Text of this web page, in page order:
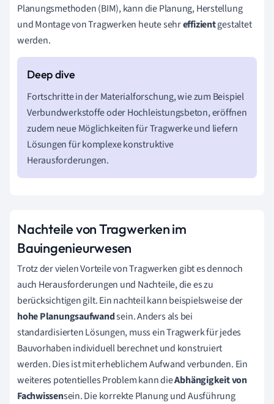
Planungsmethoden (BIM), kann die Planung, Herstellung
und Montage von Tragwerken heute sehreffizientgestaltet
werden.
Fortschritte in der Materialforschung, wie zum Beispiel
Verbundwerkstoffe oder Hochleistungsbeton, eröffnen
zudem neue Möglichkeiten für Tragwerke und liefern
Lösungen für komplexe konstruktive
Herausforderungen.
Nachteile von Tragwerken im
Bauingenieurwesen
Trotz der vielen Vorteile von Tragwerken gibt es dennoch
auch Herausforderungen und Nachteile, die es zu
berücksichtigen gilt. Ein nachteil kann beispielsweise der
hohe Planungsaufwandsein. Anders als bei
standardisierten Lösungen, muss ein Tragwerk für jedes
Bauvorhaben individuell berechnet und konstruiert
werden. Dies ist mit erheblichem Aufwand verbunden. Ein
weiteres potentielles Problem kann dieAbhängigkeit von
Fachwissensein. Die korrekte Planung und Ausführung